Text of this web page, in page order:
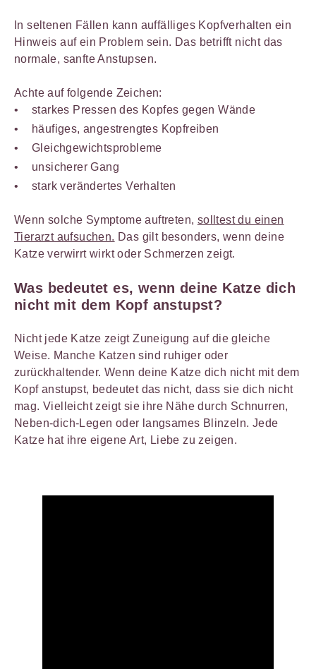
In seltenen Fällen kann auffälliges Kopfverhalten ein
Hinweis auf ein Problem sein. Das betrifft nicht das
normale, sanfte Anstupsen.
Achte auf folgende Zeichen:
starkes Pressen des Kopfes gegen Wände
häufiges, angestrengtes Kopfreiben
Gleichgewichtsprobleme
unsicherer Gang
stark verändertes Verhalten
Wenn solche Symptome auftreten, solltest du einen
Tierarzt aufsuchen. Das gilt besonders, wenn deine
Katze verwirrt wirkt oder Schmerzen zeigt.
Was bedeutet es, wenn deine Katze dich
nicht mit dem Kopf anstupst?
Nicht jede Katze zeigt Zuneigung auf die gleiche
Weise. Manche Katzen sind ruhiger oder
zurückhaltender. Wenn deine Katze dich nicht mit dem
Kopf anstupst, bedeutet das nicht, dass sie dich nicht
mag. Vielleicht zeigt sie ihre Nähe durch Schnurren,
Neben-dich-Legen oder langsames Blinzeln. Jede
Katze hat ihre eigene Art, Liebe zu zeigen.